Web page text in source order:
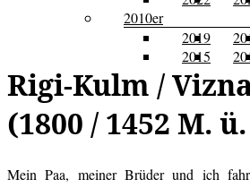
2010er
2019
2015
Rigi-Kulm /
(1800 / 1452 M.
Mein Paa, meiner Brüder und ich